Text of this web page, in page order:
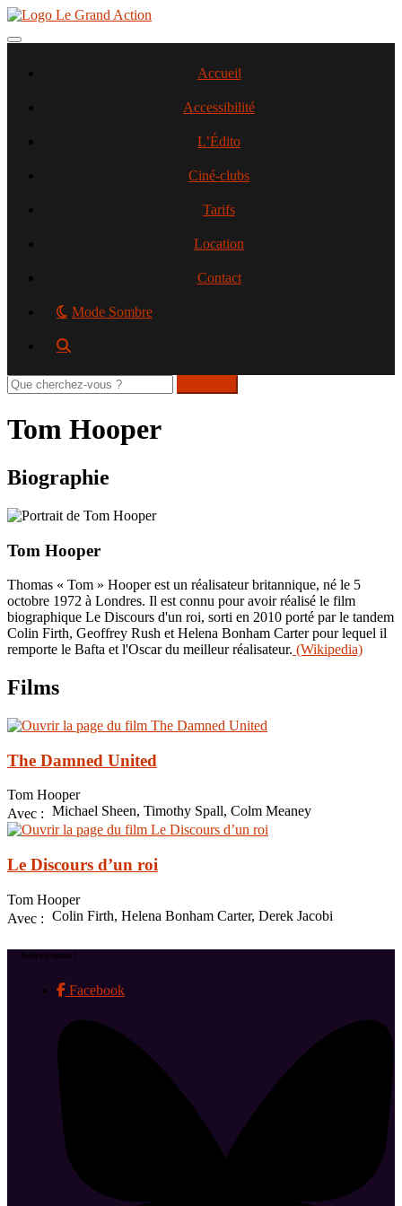
Aller
contenu
Toggle navigation
Accueil
Accessibilité
L’Édito
Ciné-clubs
Tarifs
Location
Contact
Mode Sombre
Rechercher
sur
site
Tom Hooper
Biographie
Tom Hooper
Thomas « Tom » Hooper est un réalisateur britannique, né le 5
octobre 1972 à Londres. Il est connu pour avoir réalisé le film
biographique Le Discours d'un roi, sorti en 2010 porté par le tandem
Colin Firth, Geoffrey Rush et Helena Bonham Carter pour lequel il
remporte le Bafta et l'Oscar du meilleur réalisateur. (Wikipedia)
Films
The Damned United
Tom Hooper
Avec : Michael Sheen, Timothy Spall, Colm Meaney
Le Discours d’un roi
Tom Hooper
Avec : Colin Firth, Helena Bonham Carter, Derek Jacobi
Suivez-nous !
Facebook